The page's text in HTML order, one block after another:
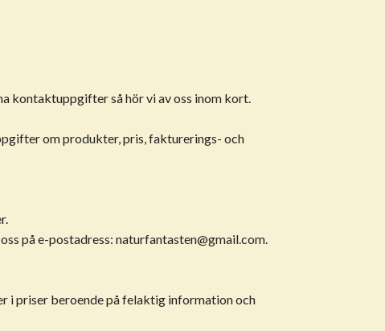
kontaktuppgifter så hör vi av oss inom kort.
om produkter, pris, fakturerings- och
på e-postadress: naturfantasten@gmail.com.
i priser beroende på felaktig information och